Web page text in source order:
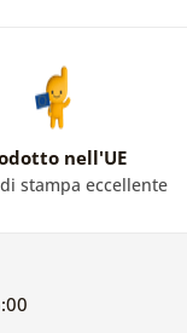
nell'UE
stampa eccellente